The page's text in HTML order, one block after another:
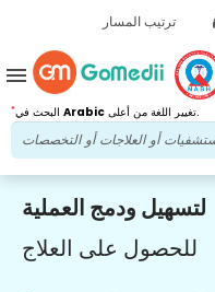
ترتيب المسار
* Arabic تغيير اللغة من أعلى.
menu
لتسهيل ودمج العملية
للحصول على العلاج